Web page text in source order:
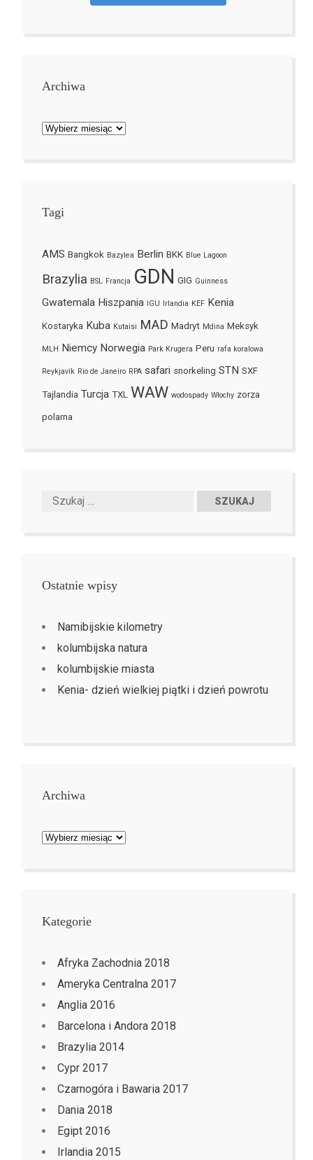
Archiwa
Archiwa
Tagi
AMS Bangkok Bazylea Berlin BKK Blue Lagoon
Brazylia BSL Francja GDN GIG Guinness
Gwatemala Hiszpania IGU Irlandia KEF Kenia
Kostaryka Kuba Kutaisi MAD Madryt Mdina Meksyk
MLH Niemcy Norwegia Park Krugera Peru rafa koralowa
Reykjavík Rio de Janeiro RPA safari snorkeling STN SXF
Tajlandia Turcja TXL WAW wodospady Włochy zorza
polarna
Ostatnie wpisy
Namibijskie kilometry
kolumbijska natura
kolumbijskie miasta
Kenia- dzień wielkiej piątki i dzień powrotu
Archiwa
Archiwa
Kategorie
Afryka Zachodnia 2018
Ameryka Centralna 2017
Anglia 2016
Barcelona i Andora 2018
Brazylia 2014
Cypr 2017
Czarnogóra i Bawaria 2017
Dania 2018
Egipt 2016
Irlandia 2015